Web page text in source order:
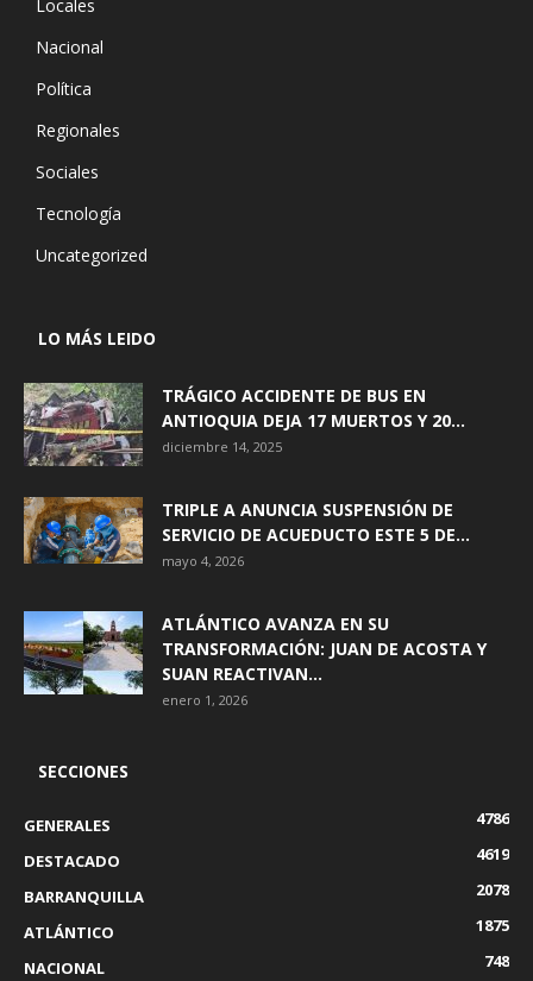
Locales
Nacional
Política
Regionales
Sociales
Tecnología
Uncategorized
LO MÁS LEIDO
TRÁGICO ACCIDENTE DE BUS EN
ANTIOQUIA DEJA 17 MUERTOS Y 20...
diciembre 14, 2025
TRIPLE A ANUNCIA SUSPENSIÓN DE
SERVICIO DE ACUEDUCTO ESTE 5 DE...
mayo 4, 2026
ATLÁNTICO AVANZA EN SU
TRANSFORMACIÓN: JUAN DE ACOSTA Y
SUAN REACTIVAN...
enero 1, 2026
SECCIONES
GENERALES
4786
DESTACADO
4619
BARRANQUILLA
2078
ATLÁNTICO
1875
NACIONAL
748